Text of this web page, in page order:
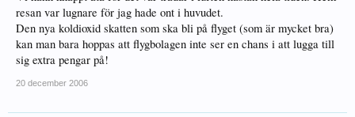
resan var lugnare för jag hade ont i huvudet.
Den nya koldioxid skatten som ska bli på flyget (som är mycket bra)
kan man bara hoppas att flygbolagen inte ser en chans i att lugga till
sig extra pengar på!
20 december 2006